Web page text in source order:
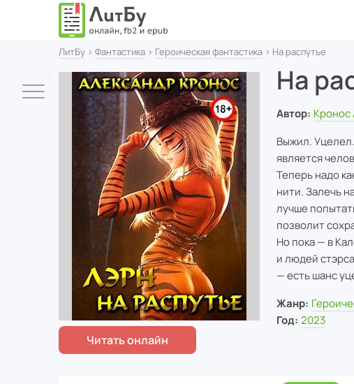
ЛитБу › Фантастика › Героическая фантастика › На распутье
На
Автор: Кронос
Выжил.
является
Теперь надо
нити. Залечь
лучше
позволит
Но пока — в
и людей
— есть шанс
Жанр:
Год: 2023